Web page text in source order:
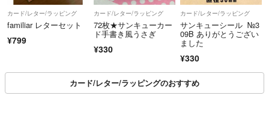
カード/レター/ラッピング
familiar レターセット
¥799
カード/レター/ラッピング
72枚★サンキューカー
ド手書き風うさぎ
¥330
カード/レター/ラッピング
サンキューシール №3
09B ありがとうござい
ました
¥330
カード/レター/ラッピングのおすすめ